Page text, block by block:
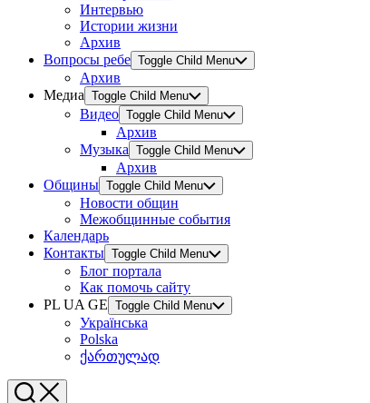
Интервью
Истории жизни
Архив
Вопросы ребе Toggle Child Menu
Архив
Медиа Toggle Child Menu
Видео Toggle Child Menu
Архив
Музыка Toggle Child Menu
Архив
Общины Toggle Child Menu
Новости общин
Межобщинные события
Календарь
Контакты Toggle Child Menu
Блог портала
Как помочь сайту
PL UA GE Toggle Child Menu
Українська
Polska
ქართულად